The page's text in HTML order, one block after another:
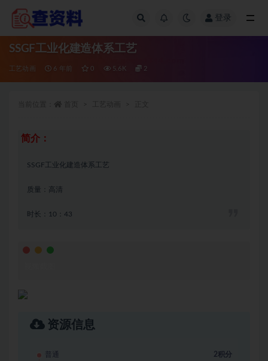
登录
SSGF工业化建造体系工艺
工艺动画 6 年前 0 5.6K 2
简介：
SSGF工业化建造体系工艺
质量：高清
时长：10：43
资源信息
普通 2积分